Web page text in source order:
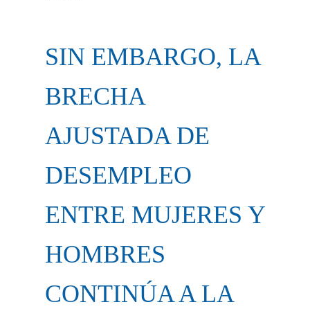
SIN EMBARGO, LA
BRECHA
AJUSTADA DE
DESEMPLEO
ENTRE MUJERES Y
HOMBRES
CONTINÚA A LA